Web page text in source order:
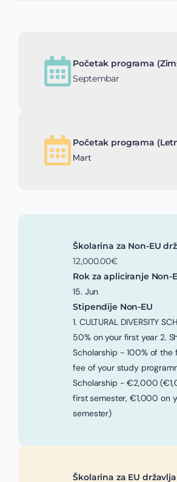
Početak programa
Septembar
Početak programa
Mart
Školarina za Non-EU
12,000.00€
Rok za apliciranje Non-
15. Jun
Stipendije Non-EU
1. CULTURAL DIVERSITY
50% on your first year 2.
Scholarship - 100% of the
fee of your study
Scholarship - €2,000
first semester, €1,000 on
semester)
Školarina za EU